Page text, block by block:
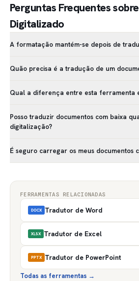
Perguntas Frequentes
Digitalizado
A formatação mantém-se depois de
Quão precisa é a tradução de um
Qual a diferença entre esta ferramenta
Posso traduzir documentos com baixa
digitalização?
É seguro carregar os meus documentos
FERRAMENTAS RELACIONADAS
DOCX Tradutor de Word
XLSX Tradutor de Excel
PPTX Tradutor de PowerPoint
Todas as ferramentas →